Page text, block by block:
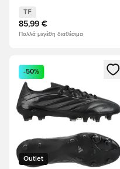
TF
85,99 €
Πολλά μεγέθη διαθέσιμα
Ανοίγει ένα Modal για
Outlet
-50%